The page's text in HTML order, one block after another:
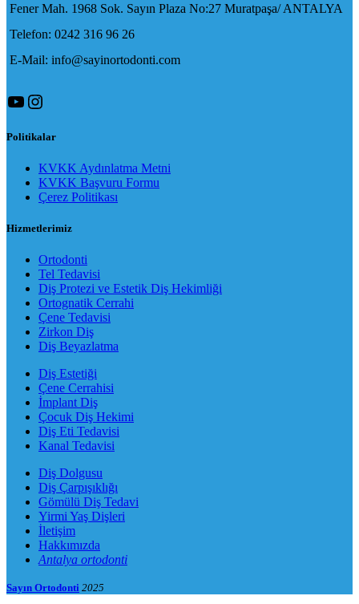
Fener Mah. 1968 Sok. Sayın Plaza No:27 Muratpaşa/ ANTALYA
Telefon: 0242 316 96 26
E-Mail: info@sayinortodonti.com
YouTube
Instagram
Politikalar
KVKK Aydınlatma Metni
KVKK Başvuru Formu
Çerez Politikası
Hizmetlerimiz
Ortodonti
Tel Tedavisi
Diş Protezi ve Estetik Diş Hekimliği
Ortognatik Cerrahi
Çene Tedavisi
Zirkon Diş
Diş Beyazlatma
Diş Estetiği
Çene Cerrahisi
İmplant Diş
Çocuk Diş Hekimi
Diş Eti Tedavisi
Kanal Tedavisi
Diş Dolgusu
Diş Çarpışıklığı
Gömülü Diş Tedavi
Yirmi Yaş Dişleri
İletişim
Hakkımızda
Antalya ortodonti
Sayın Ortodonti 2025